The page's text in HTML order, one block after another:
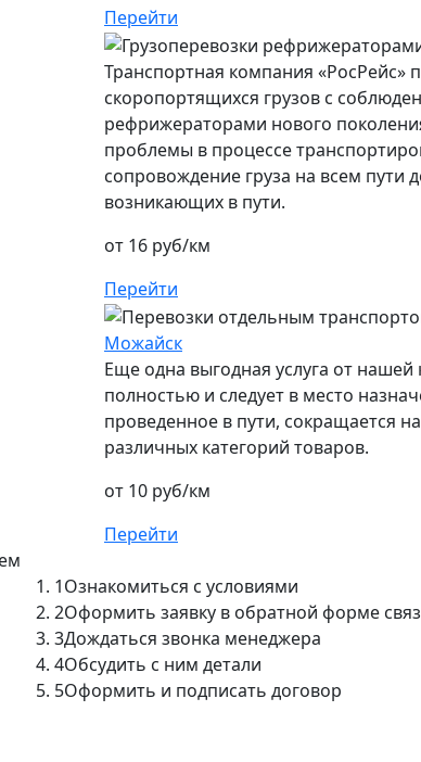
Перейти
Транспортная компания «РосРейс»
скоропортящихся грузов с
рефрижераторами нового
проблемы в процессе
сопровождение груза на всем пути
возникающих в пути.
от 16 руб/км
Перейти
Можайск
Еще одна выгодная услуга от
полностью и следует в место
проведенное в пути, сокращается
различных категорий товаров.
от 10 руб/км
Перейти
1Ознакомиться с условиями
2Оформить заявку в обратной форме
3Дождаться звонка менеджера
4Обсудить с ним детали
5Оформить и подписать договор